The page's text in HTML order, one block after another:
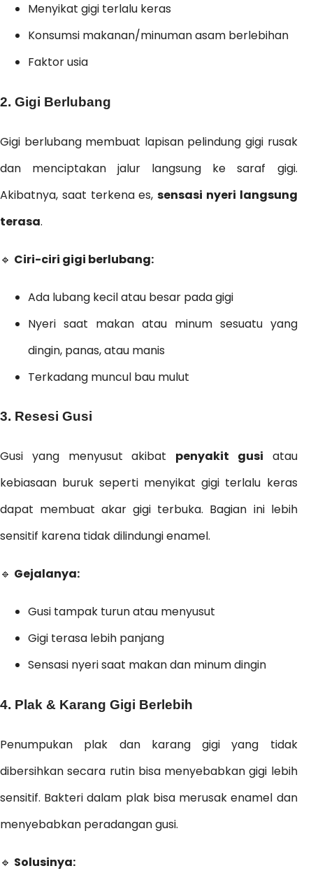
Menyikat gigi terlalu keras
Konsumsi makanan/minuman asam berlebihan
Faktor usia
2. Gigi Berlubang
Gigi berlubang membuat lapisan pelindung gigi rusak
dan menciptakan jalur langsung ke saraf gigi.
Akibatnya, saat terkena es,sensasi nyeri langsung
terasa.
🔹 Ciri-ciri gigi berlubang:
Ada lubang kecil atau besar pada gigi
Nyeri saat makan atau minum sesuatu yang
dingin, panas, atau manis
Terkadang muncul bau mulut
3. Resesi Gusi
Gusi yang menyusut akibat penyakit gusi atau
kebiasaan buruk seperti menyikat gigi terlalu keras
dapat membuat akar gigi terbuka. Bagian ini lebih
sensitif karena tidak dilindungi enamel.
🔹 Gejalanya:
Gusi tampak turun atau menyusut
Gigi terasa lebih panjang
Sensasi nyeri saat makan dan minum dingin
4. Plak & Karang Gigi Berlebih
Penumpukan plak dan karang gigi yang tidak
dibersihkan secara rutin bisa menyebabkan gigi lebih
sensitif. Bakteri dalam plak bisa merusak enamel dan
menyebabkan peradangan gusi.
🔹 Solusinya: